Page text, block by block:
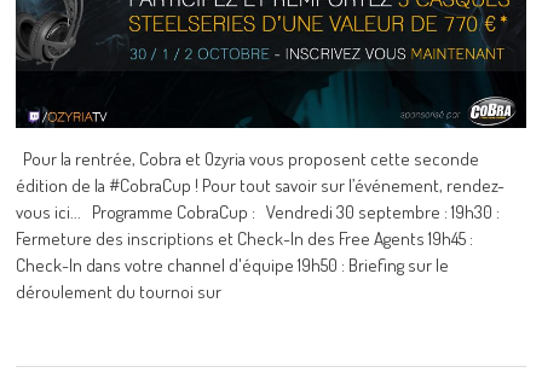
Pour la rentrée, Cobra et Ozyria vous proposent cette seconde
édition de la #CobraCup ! Pour tout savoir sur l’événement, rendez-
vous ici... Programme CobraCup : Vendredi 30 septembre : 19h30 :
Fermeture des inscriptions et Check-In des Free Agents 19h45 :
Check-In dans votre channel d'équipe 19h50 : Briefing sur le
déroulement du tournoi sur